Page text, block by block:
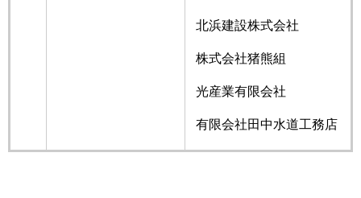
北浜建設株式会社
株式会社猪熊組
光産業有限会社
有限会社田中水道工務店